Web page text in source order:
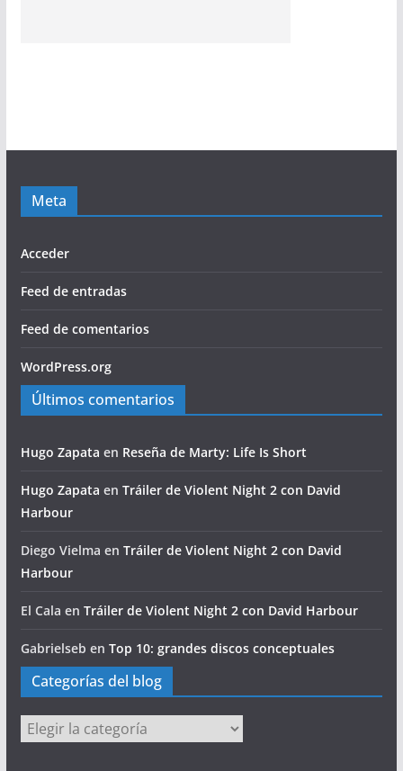
Meta
Acceder
Feed de entradas
Feed de comentarios
WordPress.org
Últimos comentarios
Hugo Zapata en Reseña de Marty: Life Is Short
Hugo Zapata en Tráiler de Violent Night 2 con David
Harbour
Diego Vielma en Tráiler de Violent Night 2 con David
Harbour
El Cala en Tráiler de Violent Night 2 con David Harbour
Gabrielseb en Top 10: grandes discos conceptuales
Categorías del blog
Categorías
del